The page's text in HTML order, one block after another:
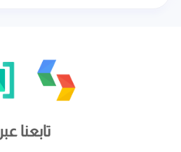
تابعنا عبر